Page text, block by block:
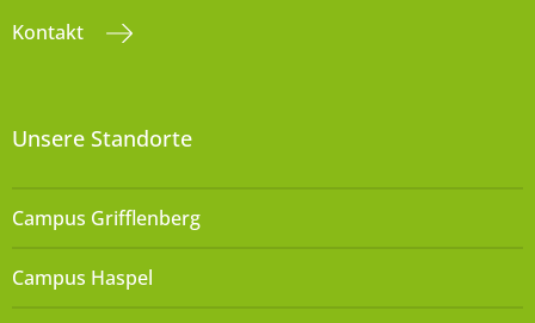
Kontakt
Unsere Standorte
Campus Grifflenberg
Campus Haspel